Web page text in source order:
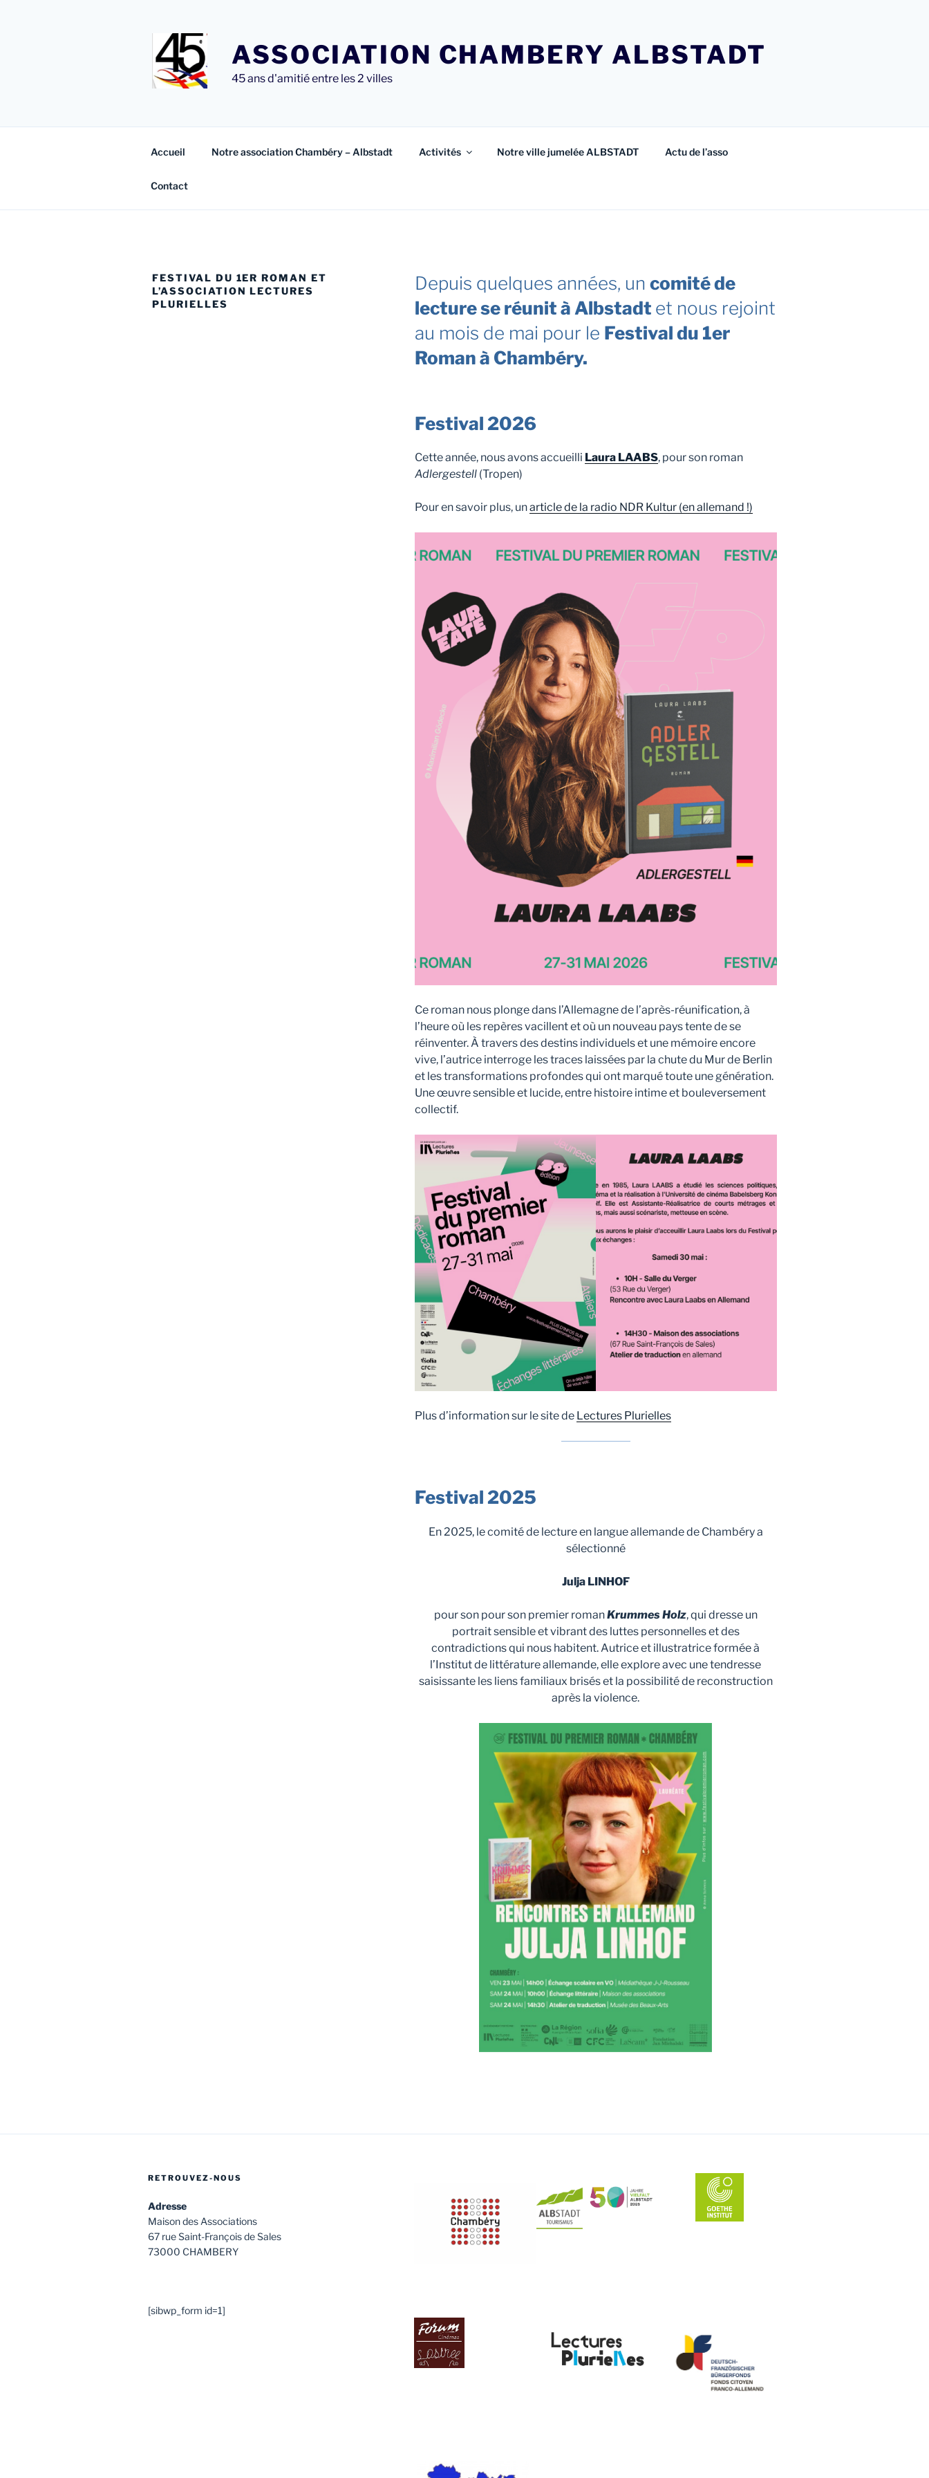
ASSOCIATION CHAMBERY ALBSTADT
45 ans d'amitié entre les 2 villes
Accueil Notre association Chambéry – Albstadt Activités Notre ville jumelée ALBSTADT Actu de l’asso
Contact
FESTIVAL DU 1ER ROMAN ET
L’ASSOCIATION LECTURES
PLURIELLES
Depuis quelques années, un comité de
lecture se réunit à Albstadt et nous rejoint
au mois de mai pour le Festival du 1er
Roman à Chambéry.
Festival 2026
Cette année, nous avons accueilli Laura LAABS, pour son roman
Adlergestell(Tropen)
Pour en savoir plus, unarticle de la radio NDR Kultur (en allemand !)
Ce roman nous plonge dans l’Allemagne de l’après-réunification, à
l’heure où les repères vacillent et où un nouveau pays tente de se
réinventer. À travers des destins individuels et une mémoire encore
vive, l’autrice interroge les traces laissées par la chute du Mur de Berlin
et les transformations profondes qui ont marqué toute une génération.
Une œuvre sensible et lucide, entre histoire intime et bouleversement
collectif.
Plus d’information sur le site de Lectures Plurielles
Festival 2025
En 2025, le comité de lecture en langue allemande de Chambéry a
sélectionné
Julja LINHOF
pour son pour son premier romanKrummes Holz, qui dresse un
portrait sensible et vibrant des luttes personnelles et des
contradictions qui nous habitent. Autrice et illustratrice formée à
l’Institut de littérature allemande, elle explore avec une tendresse
saisissante les liens familiaux brisés et la possibilité de reconstruction
après la violence.
RETROUVEZ-NOUS
Adresse
Maison des Associations
67 rue Saint-François de Sales
73000 CHAMBERY
[sibwp_form id=1]